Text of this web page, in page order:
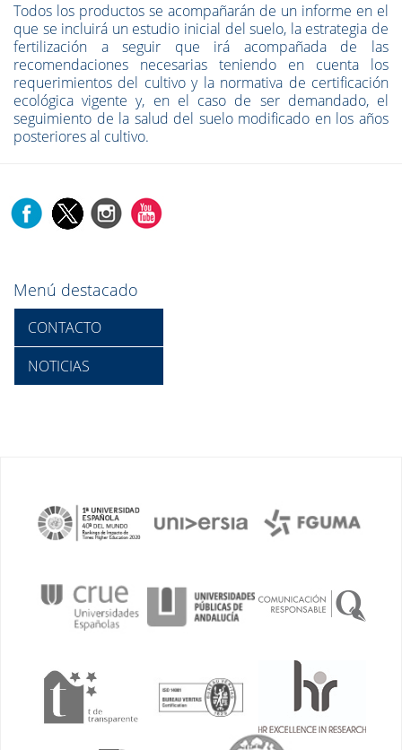
Todos los productos se acompañarán de un informe en el
que se incluirá un estudio inicial del suelo, la estrategia de
fertilización a seguir que irá acompañada de las
recomendaciones necesarias teniendo en cuenta los
requerimientos del cultivo y la normativa de certificación
ecológica vigente y, en el caso de ser demandado, el
seguimiento de la salud del suelo modificado en los años
posteriores al cultivo.
Menú destacado
CONTACTO
NOTICIAS